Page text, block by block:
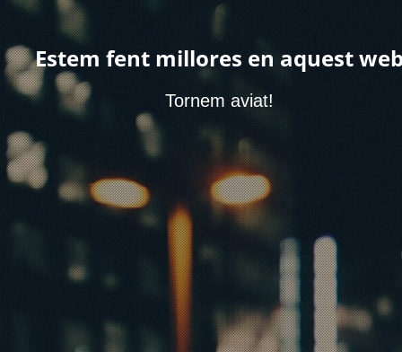
Estem fent millores en aquest
Tornem aviat!